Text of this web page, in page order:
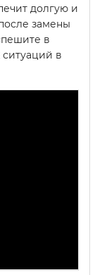
долгую и
замены
в
в